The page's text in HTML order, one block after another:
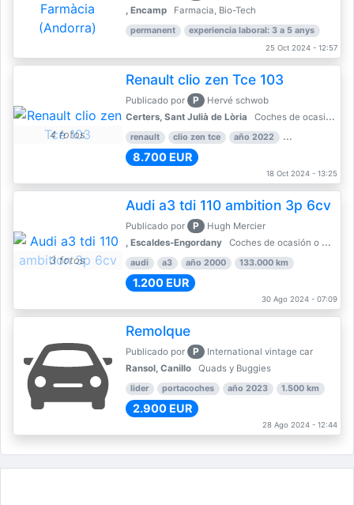
, Encamp
Farmacia, Bio-Tech
permanent experiencia laboral: 3 a 5 anys
25 Oct 2024 - 12:57
4 fotos
Renault clio zen Tce 103
Publicado por P
Hervé schwob
Certers, Sant Julià de Lòria
Coches de ocasión o Nuevo
renault clio zen tce año 2022 39.000 km
8.700 EUR
18 Oct 2024 - 13:25
3 fotos
Audi a3 tdi 110 ambition 3p 6cv
Publicado por P
Hugh Mercier
, Escaldes-Engordany
Coches de ocasión o Nuevo
audi a3 año 2000 133.000 km
1.200 EUR
30 Ago 2024 - 07:09
Remolque
Publicado por P
International vintage car
Ransol, Canillo
Quads y Buggies
lider portacoches año 2023 1.500 km
2.900 EUR
28 Ago 2024 - 12:44